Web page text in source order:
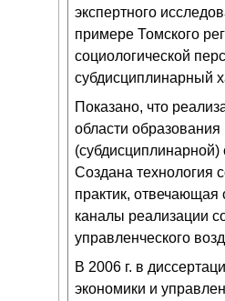
экспертного
примере Томского
социологической
субдисциплинарный
Показано, что
области
Создана технология
практик,
каналы реализации
управленческого
В 2006 г. в
экономики и